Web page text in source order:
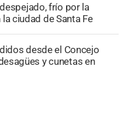
frío por la
ciudad de Santa Fe
desde el Concejo
y cunetas en